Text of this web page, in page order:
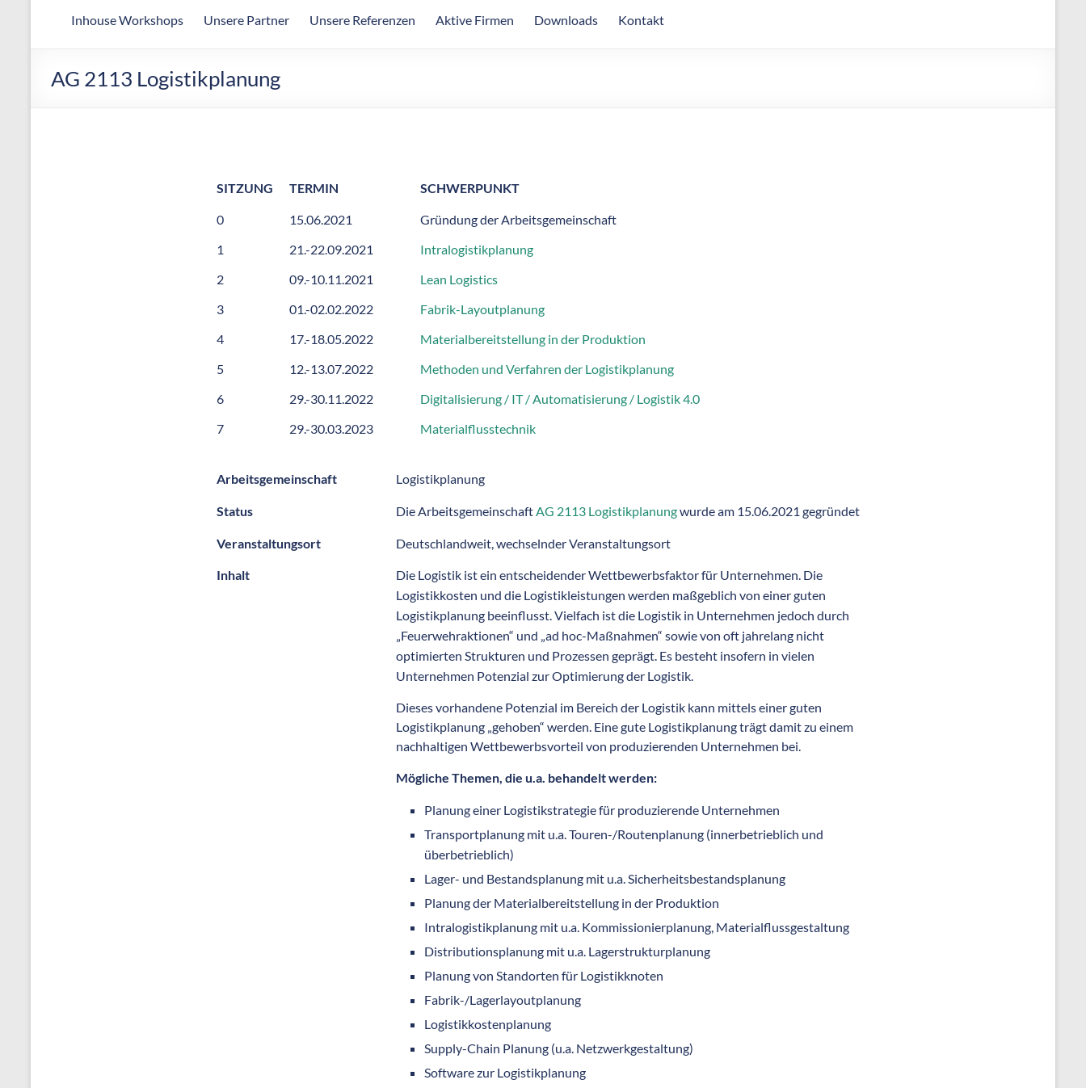
Inhouse Workshops Unsere Partner Unsere Referenzen Aktive Firmen Downloads Kontakt
AG 2113 Logistikplanung
SITZUNG TERMIN SCHWERPUNKT
0 15.06.2021
Gründung der Arbeitsgemeinschaft
1
21.-22.09.2021
Intralogistikplanung
2
09.-10.11.2021
Lean Logistics
3
01.-02.02.2022
Fabrik-Layoutplanung
4
17.-18.05.2022
Materialbereitstellung in der Produktion
5
12.-13.07.2022
Methoden und Verfahren der Logistikplanung
6
29.-30.11.2022
Digitalisierung / IT / Automatisierung / Logistik 4.0
7
29.-30.03.2023 Materialflusstechnik
Arbeitsgemeinschaft Logistikplanung
Status Die ArbeitsgemeinschaftAG 2113 Logistikplanungwurde am 15.06.2021 gegründet
Veranstaltungsort Deutschlandweit, wechselnder Veranstaltungsort
Inhalt
Die Logistik ist ein entscheidender Wettbewerbsfaktor für Unternehmen. Die
Logistikkosten und die Logistikleistungen werden maßgeblich von einer guten
Logistikplanung beeinflusst. Vielfach ist die Logistik in Unternehmen jedoch durch
„Feuerwehraktionen“ und „ad hoc-Maßnahmen“ sowie von oft jahrelang nicht
optimierten Strukturen und Prozessen geprägt. Es besteht insofern in vielen
Unternehmen Potenzial zur Optimierung der Logistik.
Dieses vorhandene Potenzial im Bereich der Logistik kann mittels einer guten
Logistikplanung „gehoben“ werden. Eine gute Logistikplanung trägt damit zu einem
nachhaltigen Wettbewerbsvorteil von produzierenden Unternehmen bei.
Mögliche Themen, die u.a. behandelt werden:
Planung einer Logistikstrategie für produzierende Unternehmen
Transportplanung mit u.a. Touren-/Routenplanung (innerbetrieblich und
überbetrieblich)
Lager- und Bestandsplanung mit u.a. Sicherheitsbestandsplanung
Planung der Materialbereitstellung in der Produktion
Intralogistikplanung mit u.a. Kommissionierplanung, Materialflussgestaltung
Distributionsplanung mit u.a. Lagerstrukturplanung
Planung von Standorten für Logistikknoten
Fabrik-/Lagerlayoutplanung
Logistikkostenplanung
Supply-Chain Planung (u.a. Netzwerkgestaltung)
Software zur Logistikplanung